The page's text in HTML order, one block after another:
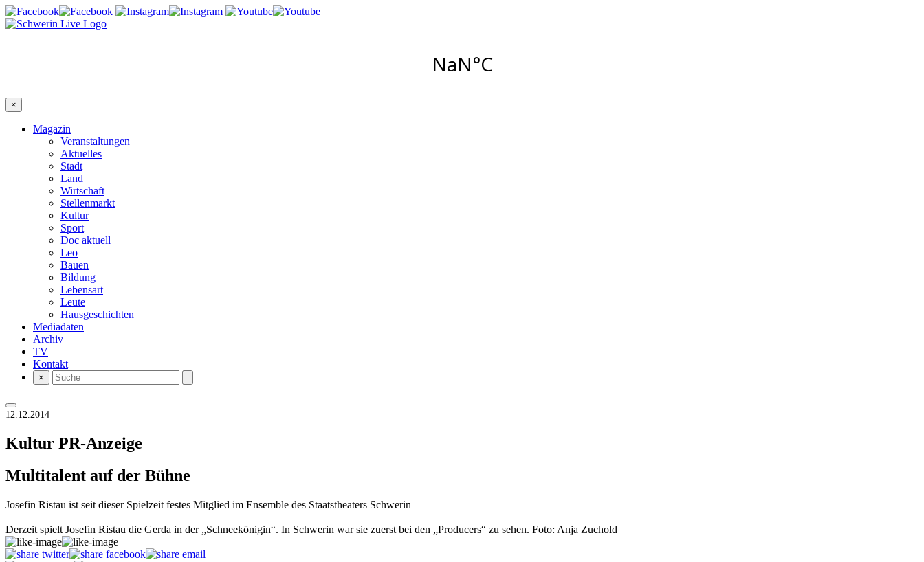
×
Magazin
Veranstaltungen
Aktuelles
Stadt
Land
Wirtschaft
Stellenmarkt
Kultur
Sport
Doc aktuell
Leo
Bauen
Bildung
Lebensart
Leute
Hausgeschichten
Mediadaten
Archiv
TV
Kontakt
×
12.12.2014
Kultur PR-Anzeige
Multitalent auf der Bühne
Josefin Ristau ist seit dieser Spielzeit festes Mitglied im Ensemble des Staatstheaters Schwerin
Derzeit spielt Josefin Ristau die Gerda in der „Schneekönigin“. In Schwerin war sie zuerst bei den „Producers“ zu sehen. Foto: Anja Zuchold